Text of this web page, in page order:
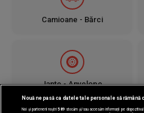
Camioane - Bărci
Jante - Anvelope
Nouă ne pasă ca datele tale personale să
Noi și partenerii noștri 589 stocăm și/sau accesăm informații pe